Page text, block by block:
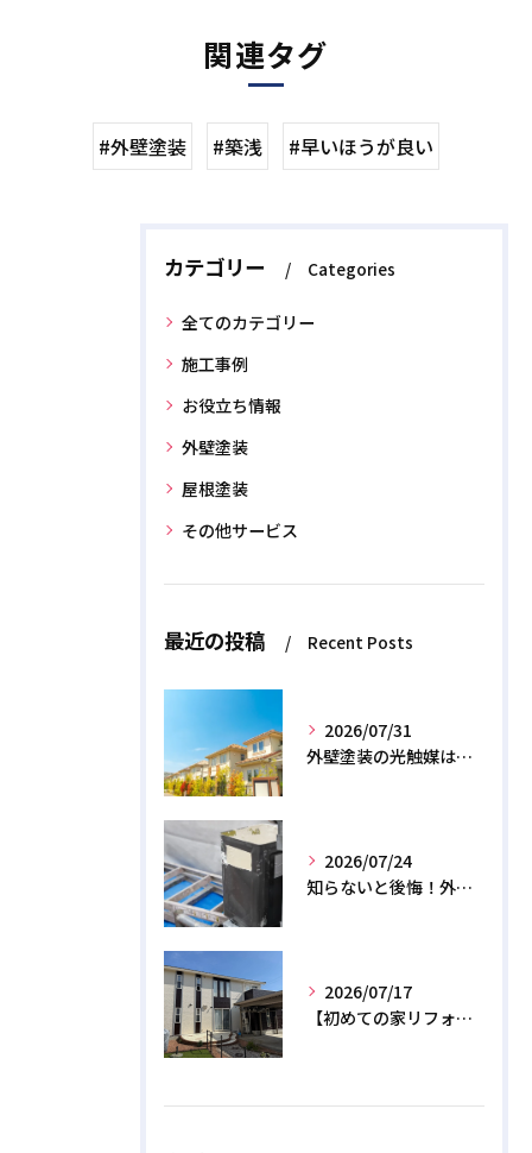
関連タグ
#外壁塗装 #築浅 #早いほうが良い
カテゴリー Categories
全てのカテゴリー
施工事例
お役立ち情報
外壁塗装
屋根塗装
その他サービス
最近の投稿 Recent Posts
2026/07/31
外壁塗装の光触媒は効果なし？デメリットと2026年のリアル
2026/07/24
知らないと後悔！外壁塗装で無機質塗料を選ぶデメリットと3つの罠
2026/07/17
【初めての家リフォーム】外壁塗装の正しい時期と相場費用を解説